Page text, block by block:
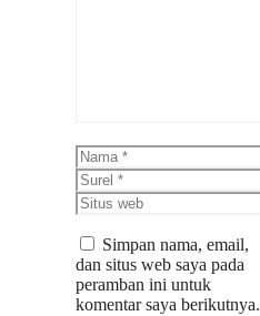
Nama
Surel
Situs
web
Simpan nama, email,
dan situs web saya pada
peramban ini untuk
komentar saya berikutnya.